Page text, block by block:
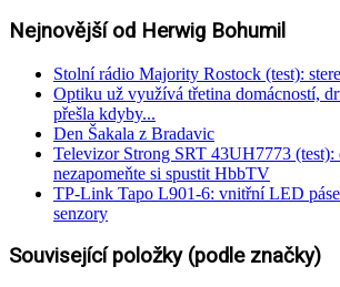
Nejnovější od Herwig Bohumil
Stolní rádio Majority Rostock (test):
Optiku už využívá třetina domácností,
přešla kdyby...
Den Šakala z Bradavic
Televizor Strong SRT 43UH7773 (test):
nezapomeňte si spustit HbbTV
TP-Link Tapo L901-6: vnitřní LED
senzory
Související položky (podle značky)